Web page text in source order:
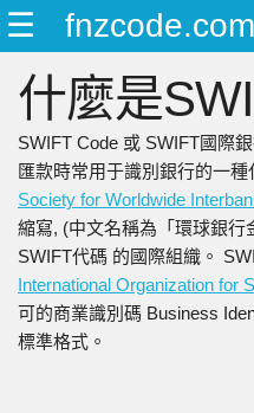
☰ fnzcode.com
什麼是
SWIFT Code 或 SWIFT國際
匯款時常用于識別銀行的一
Society for Worldwide
縮寫, (中文名稱為「環球銀行
SWIFT代碼 的國際組織。
International Organization for
可的商業識別碼 Business
標準格式。